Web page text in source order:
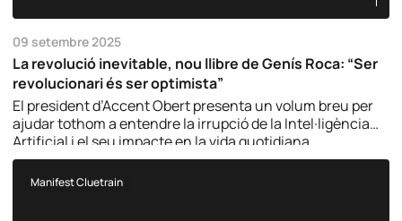
09 setembre 2025
La revolució inevitable, nou llibre de Genís Roca: “Ser
revolucionari és ser optimista”
El president d’Accent Obert presenta un volum breu per
ajudar tothom a entendre la irrupció de la Intel·ligència
Artificial i el seu impacte en la vida quotidiana.
Manifest Cluetrain